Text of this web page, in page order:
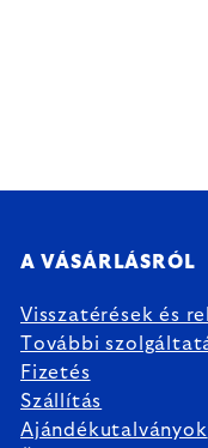
A VÁSÁRLÁSRÓL
Visszatérések és
További
Fizetés
Szállítás
Ajándékutalványok